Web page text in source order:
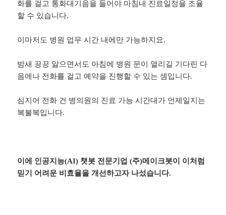
화를 걸고 통화대기음을 들어야 마침내 진료일정을 조율
할 수 있습니다.
이마저도 병원 업무 시간 내에만 가능하지요.
밤새 끙끙 앓으면서도 아침에 병원 문이 열리길 기다린 다
음에나 전화를 걸고 예약을 진행할 수 있는 셈입니다.
심지어 전화 건 병의원의 진료 가능 시간대가 언제일지는
복불복입니다.
이에 인공지능(AI) 챗봇 전문기업 (주)메이크봇이 이처럼
믿기 어려운 비효율을 개선하고자 나섰습니다.